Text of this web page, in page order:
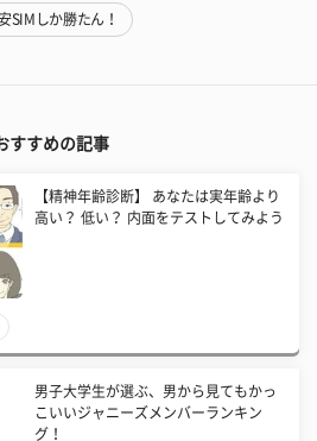
SIMしか勝たん！
すすめの記事
【精神年齢診断】 あなたは実年齢より
高い？ 低い？ 内面をテストしてみよう
男子大学生が選ぶ、男から見てもかっ
こいいジャニーズメンバーランキン
グ！